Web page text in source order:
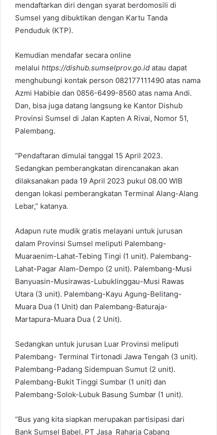
mendaftarkan diri dengan syarat berdomosili di
Sumsel yang dibuktikan dengan Kartu Tanda
Penduduk (KTP).
Kemudian mendafar secara online
melalui https://dishub.sumselprov.go.id atau dapat
menghubungi kontak person 082177111490 atas nama
Azmi Habibie dan 0856-6499-8560 atas nama Andi.
Dan, bisa juga datang langsung ke Kantor Dishub
Provinsi Sumsel di Jalan Kapten A Rivai, Nomor 51,
Palembang.
“Pendaftaran dimulai tanggal 15 April 2023.
Sedangkan pemberangkatan direncanakan akan
dilaksanakan pada 19 April 2023 pukul 08.00 WIB
dengan lokasi pemberangkatan Terminal Alang-Alang
Lebar,” katanya.
Adapun rute mudik gratis melayani untuk jurusan
dalam Provinsi Sumsel meliputi Palembang-
Muaraenim-Lahat-Tebing Tingi (1 unit). Palembang-
Lahat-Pagar Alam-Dempo (2 unit). Palembang-Musi
Banyuasin-Musirawas-Lubuklinggau-Musi Rawas
Utara (3 unit). Palembang-Kayu Agung-Belitang-
Muara Dua (1 Unit) dan Palembang-Baturaja-
Martapura-Muara Dua ( 2 Unit).
Sedangkan untuk jurusan Luar Provinsi meliputi
Palembang- Terminal Tirtonadi Jawa Tengah (3 unit).
Palembang-Padang Sidempuan Sumut (2 unit).
Palembang-Bukit Tinggi Sumbar (1 unit) dan
Palembang-Solok-Lubuk Basung Sumbar (1 unit).
“Bus yang kita siapkan merupakan partisipasi dari
Bank Sumsel Babel, PT Jasa Raharja Cabang